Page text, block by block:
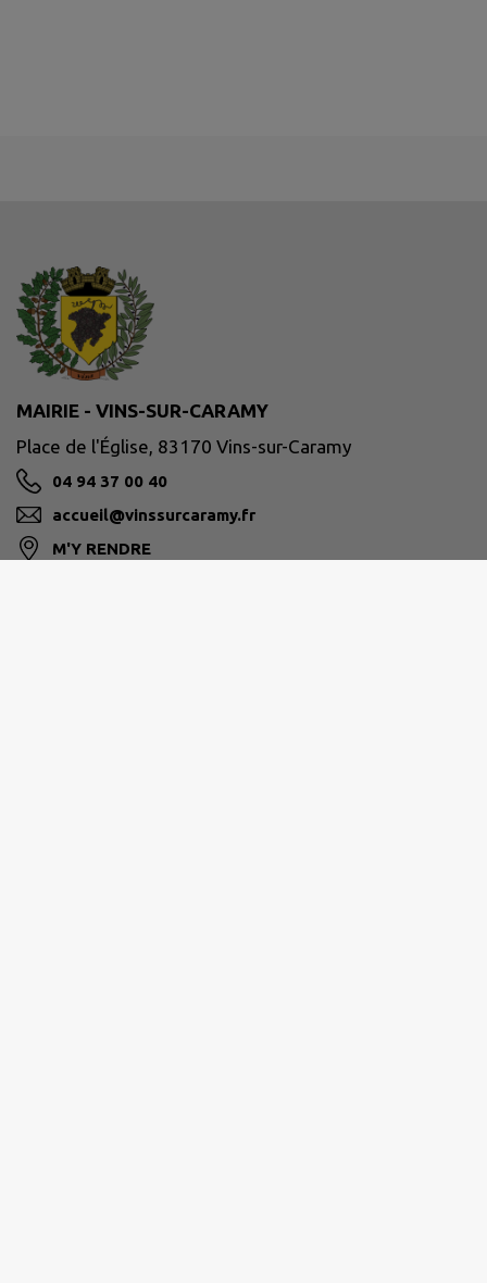
MAIRIE - VINS-SUR-CARAMY
Place de l'Église, 83170 Vins-sur-Caramy
04 94 37 00 40
accueil@vinssurcaramy.fr
M'Y RENDRE